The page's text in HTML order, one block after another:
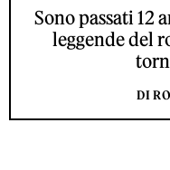
Sono passati 12
leggende del
DI